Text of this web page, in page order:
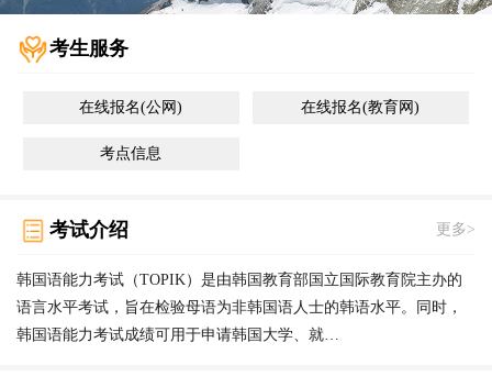
考生服务
在线报名(公网) 在线报名(教育网)
考点信息
考试介绍 更多>
韩国语能力考试（TOPIK）是由韩国教育部国立国际教育院主办的
语言水平考试，旨在检验母语为非韩国语人士的韩语水平。同时，
韩国语能力考试成绩可用于申请韩国大学、就…